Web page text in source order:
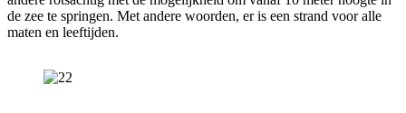
de zee te springen. Met andere woorden, er is een strand voor alle
maten en leeftijden.